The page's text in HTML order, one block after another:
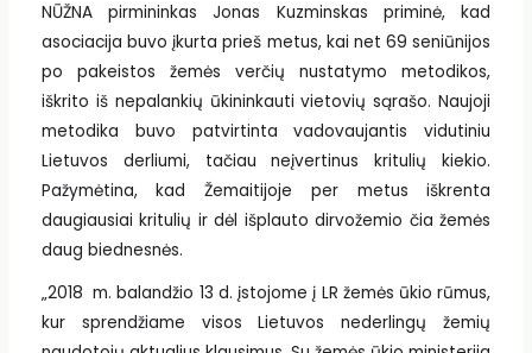
NŪŽNA pirmininkas Jonas Kuzminskas priminė, kad
asociacija buvo įkurta prieš metus, kai net 69 seniūnijos
po pakeistos žemės verčių nustatymo metodikos,
iškrito iš nepalankių ūkininkauti vietovių sąrašo. Naujoji
metodika buvo patvirtinta vadovaujantis vidutiniu
Lietuvos derliumi, tačiau neįvertinus kritulių kiekio.
Pažymėtina, kad Žemaitijoje per metus iškrenta
daugiausiai kritulių ir dėl išplauto dirvožemio čia žemės
daug biednesnės.
„2018 m. balandžio 13 d. įstojome į LR žemės ūkio rūmus,
kur sprendžiame visos Lietuvos nederlingų žemių